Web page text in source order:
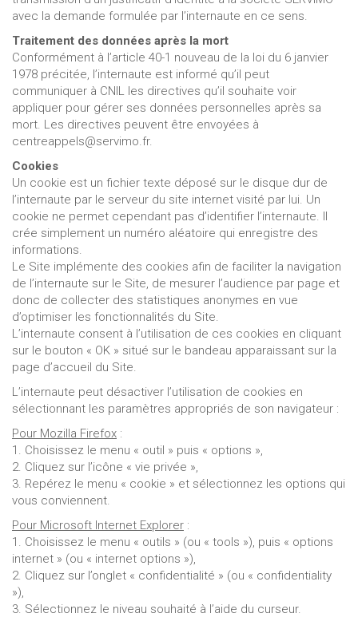
avec la demande formulée par l’internaute en ce sens.
Traitement des données après la mort
Conformément à l’article 40-1 nouveau de la loi du 6 janvier
1978 précitée, l’internaute est informé qu’il peut
communiquer à CNIL les directives qu’il souhaite voir
appliquer pour gérer ses données personnelles après sa
mort. Les directives peuvent être envoyées à
centreappels@servimo.fr.
Cookies
Un cookie est un fichier texte déposé sur le disque dur de
l’internaute par le serveur du site internet visité par lui. Un
cookie ne permet cependant pas d’identifier l’internaute. Il
crée simplement un numéro aléatoire qui enregistre des
informations.
Le Site implémente des cookies afin de faciliter la navigation
de l’internaute sur le Site, de mesurer l’audience par page et
donc de collecter des statistiques anonymes en vue
d’optimiser les fonctionnalités du Site.
L’internaute consent à l’utilisation de ces cookies en cliquant
sur le bouton « OK » situé sur le bandeau apparaissant sur la
page d’accueil du Site.
L’internaute peut désactiver l’utilisation de cookies en
sélectionnant les paramètres appropriés de son navigateur :
Pour Mozilla Firefox :
1. Choisissez le menu « outil » puis « options »,
2. Cliquez sur l’icône « vie privée »,
3. Repérez le menu « cookie » et sélectionnez les options qui
vous conviennent.
Pour Microsoft Internet Explorer :
1. Choisissez le menu « outils » (ou « tools »), puis « options
internet » (ou « internet options »),
2. Cliquez sur l’onglet « confidentialité » (ou « confidentiality
»),
3. Sélectionnez le niveau souhaité à l’aide du curseur.